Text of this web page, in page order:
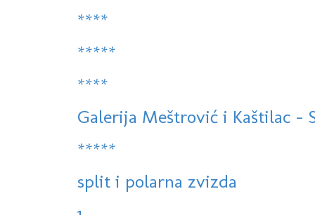
****
*****
****
Galerija Meštrović i Kaštilac -
*****
split i polarna zvizda